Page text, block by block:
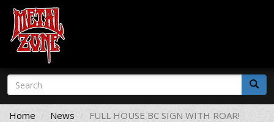
Skip
main
content
Search
form
Search
Home News FULL HOUSE BC SIGN WITH ROAR!